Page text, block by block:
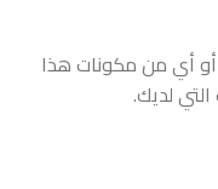
أو أي من مكونات هذا
لديك.